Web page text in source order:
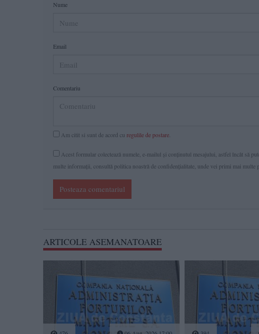
Nume
Email
Comentariu
Am citit si sunt de acord cu regulile de postare
Acest formular colectează numele, e-mailul şi conținutul mesajului, astfel încât să
multe informaţii, consultă politica noastră de confidenţialitate, unde vei primi mai multe
Posteaza comentariul
ARTICOLE ASEMANATOARE